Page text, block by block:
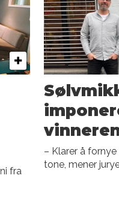
fra
– Klarer å
tone, mener